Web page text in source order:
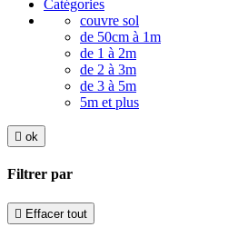
Catégories
couvre sol
de 50cm à 1m
de 1 à 2m
de 2 à 3m
de 3 à 5m
5m et plus
 ok
Filtrer par
 Effacer tout